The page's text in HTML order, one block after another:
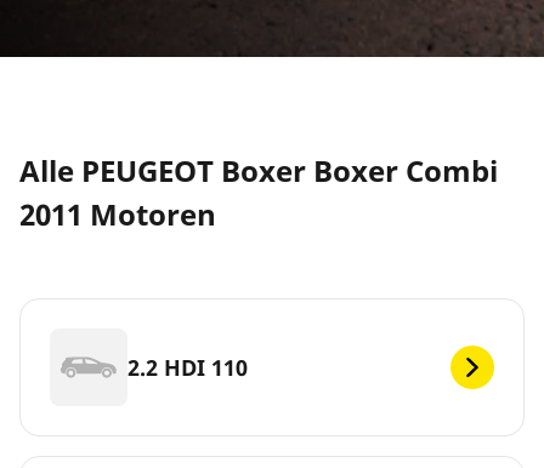
Alle PEUGEOT Boxer Boxer Combi
2011 Motoren
2.2 HDI 110